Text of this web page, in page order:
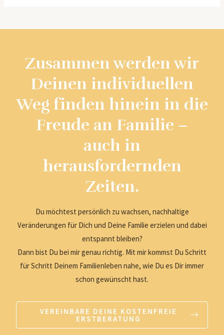
Zusammen werden wir
Deinen individuellen
Weg finden hinein in die
Freude an Familie –
auch in
herausfordernden
Zeiten.
Du möchtest persönlich zu wachsen, nachhaltige
Veränderungen für Dich und Deine Familie erzielen und dabei
entspannt bleiben?
Dann bist Du bei mir genau richtig. Mit mir kommst Du Schritt
für Schritt Deinem Familienleben nahe, wie Du es Dir immer
schon gewünscht hast.
VEREINBARE DEINE KOSTENFREIE
ERSTBERATUNG